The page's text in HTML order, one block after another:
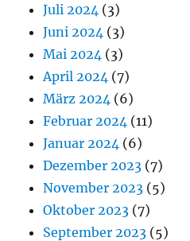
Juli 2024 (3)
Juni 2024 (3)
Mai 2024 (3)
April 2024 (7)
März 2024 (6)
Februar 2024 (11)
Januar 2024 (6)
Dezember 2023 (7)
November 2023 (5)
Oktober 2023 (7)
September 2023 (5)